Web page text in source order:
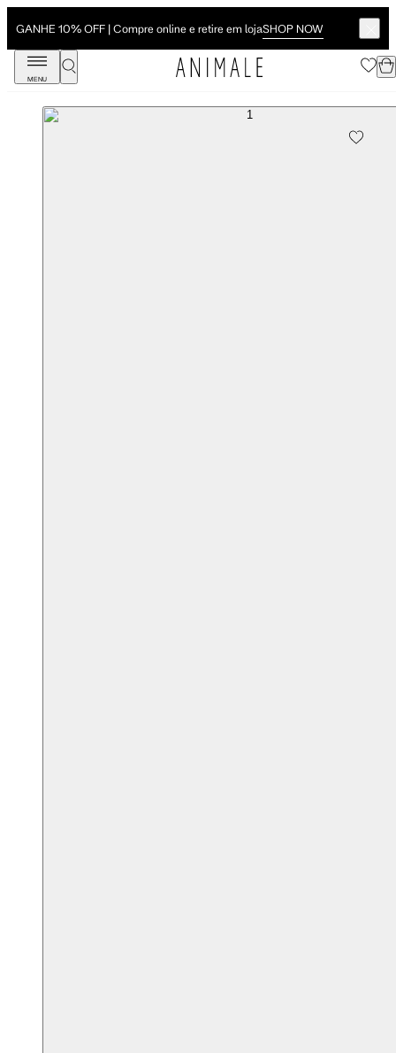
GANHE 10% OFF | Compre online e retire em lojaSHOP NOW
MENU